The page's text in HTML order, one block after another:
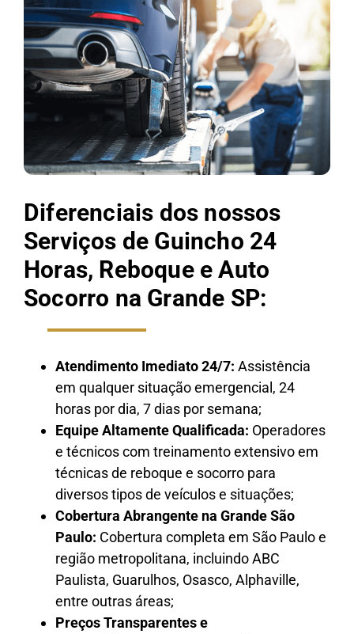
Diferenciais dos nossos
Serviços de Guincho 24
Horas, Reboque e Auto
Socorro na Grande SP:
Atendimento Imediato 24/7: Assistência
em qualquer situação emergencial, 24
horas por dia, 7 dias por semana;
Equipe Altamente Qualificada: Operadores
e técnicos com treinamento extensivo em
técnicas de reboque e socorro para
diversos tipos de veículos e situações;
Cobertura Abrangente na Grande São
Paulo: Cobertura completa em São Paulo e
região metropolitana, incluindo ABC
Paulista, Guarulhos, Osasco, Alphaville,
entre outras áreas;
Preços Transparentes e